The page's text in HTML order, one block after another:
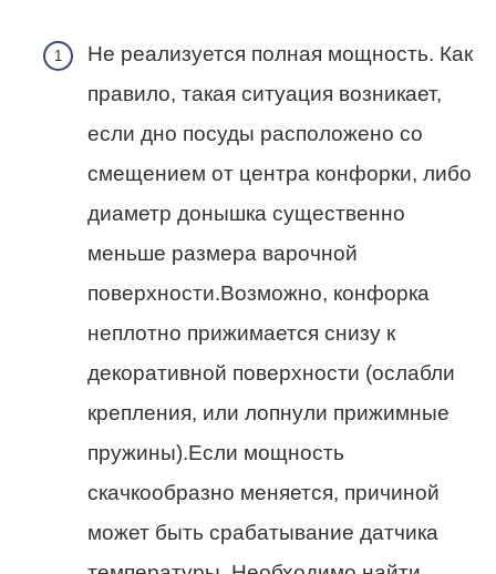
Не реализуется полная мощность. Как
правило, такая ситуация возникает,
если дно посуды расположено со
смещением от центра конфорки, либо
диаметр донышка существенно
меньше размера варочной
поверхности.Возможно, конфорка
неплотно прижимается снизу к
декоративной поверхности (ослабли
крепления, или лопнули прижимные
пружины).Если мощность
скачкообразно меняется, причиной
может быть срабатывание датчика